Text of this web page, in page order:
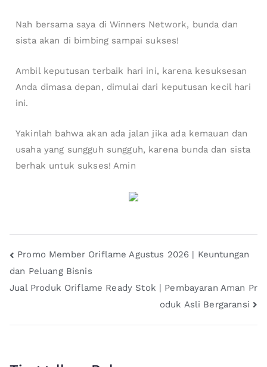
Nah bersama saya di Winners Network, bunda dan
sista akan di bimbing sampai sukses!
Ambil keputusan terbaik hari ini, karena kesuksesan
Anda dimasa depan, dimulai dari keputusan kecil hari
ini.
Yakinlah bahwa akan ada jalan jika ada kemauan dan
usaha yang sungguh sungguh, karena bunda dan sista
berhak untuk sukses! Amin
Promo Member Oriflame Agustus 2026 | Keuntungan
dan Peluang Bisnis
Jual Produk Oriflame Ready Stok | Pembayaran Aman Pr
oduk Asli Bergaransi